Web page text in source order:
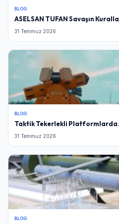
BLOG
ASELSAN TUFAN Savaşın
31 Temmuz 2026
BLOG
Taktik Tekerlekli Platformlarda
31 Temmuz 2026
BLOG